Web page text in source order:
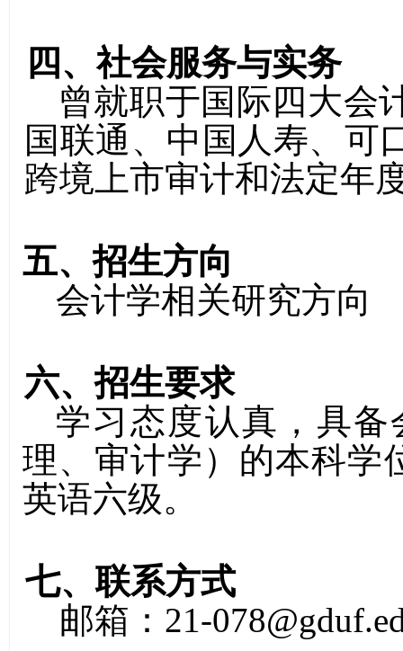
四、社会服务与实务
曾就职于国际四大会
国联通、中国人寿、可
跨境上市审计和法定年
五、招生方向
会计学相关研究方向
六、招生要求
学习态度认真，具
理、审计学）的本科学
英语六级。
七、联系方式
邮箱： 21-